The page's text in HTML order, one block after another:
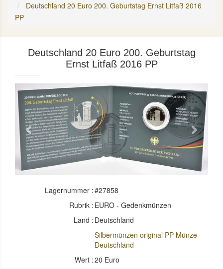
Deutschland 20 Euro 200. Geburtstag Ernst Litfaß 2016
PP
Deutschland 20 Euro 200. Geburtstag
Ernst Litfaß 2016 PP
Previous Next
Lagernummer :#27858
Rubrik : EURO - Gedenkmünzen
Land : Deutschland
Silbermünzen original PP Münze
Deutschland
Wert :20 Euro